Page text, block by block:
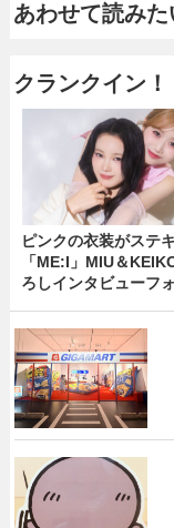
あわせて読みた
クランクイン
ピンクの衣装がステ
「ME:I」MIU＆
ろしインタビューフ